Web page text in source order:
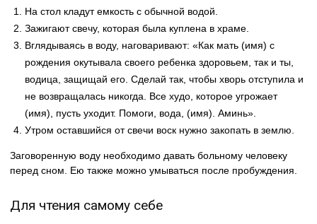
На стол кладут емкость с обычной водой.
Зажигают свечу, которая была куплена в храме.
Вглядываясь в воду, наговаривают: «Как мать (имя) с
рождения окутывала своего ребенка здоровьем, так и ты,
водица, защищай его. Сделай так, чтобы хворь отступила и
не возвращалась никогда. Все худо, которое угрожает
(имя), пусть уходит. Помоги, вода, (имя). Аминь».
Утром оставшийся от свечи воск нужно закопать в землю.
Заговоренную воду необходимо давать больному человеку
перед сном. Ею также можно умываться после пробуждения.
Для чтения самому себе